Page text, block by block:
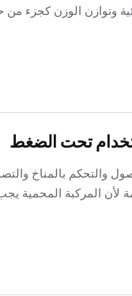
وتوازن الوزن كجزء من
تحت الضغط
والتحكم بالمناخ
لأن المركبة المحمية